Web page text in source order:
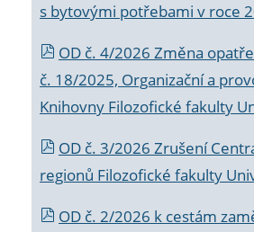
s bytovými potřebami v roce
OD č. 4/2026 Změna
č. 18/2025, Organizační a
Knihovny Filozofické fakulty
OD č. 3/2026 Zrušení
regionů Filozofické fakulty
OD č. 2/2026 k cestám